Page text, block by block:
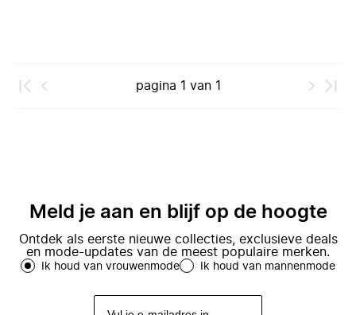
pagina 1 van 1
Meld je aan en blijf op de hoogte
Ontdek als eerste nieuwe collecties, exclusieve deals
en mode-updates van de meest populaire merken.
Ik houd van vrouwenmode Ik houd van mannenmode